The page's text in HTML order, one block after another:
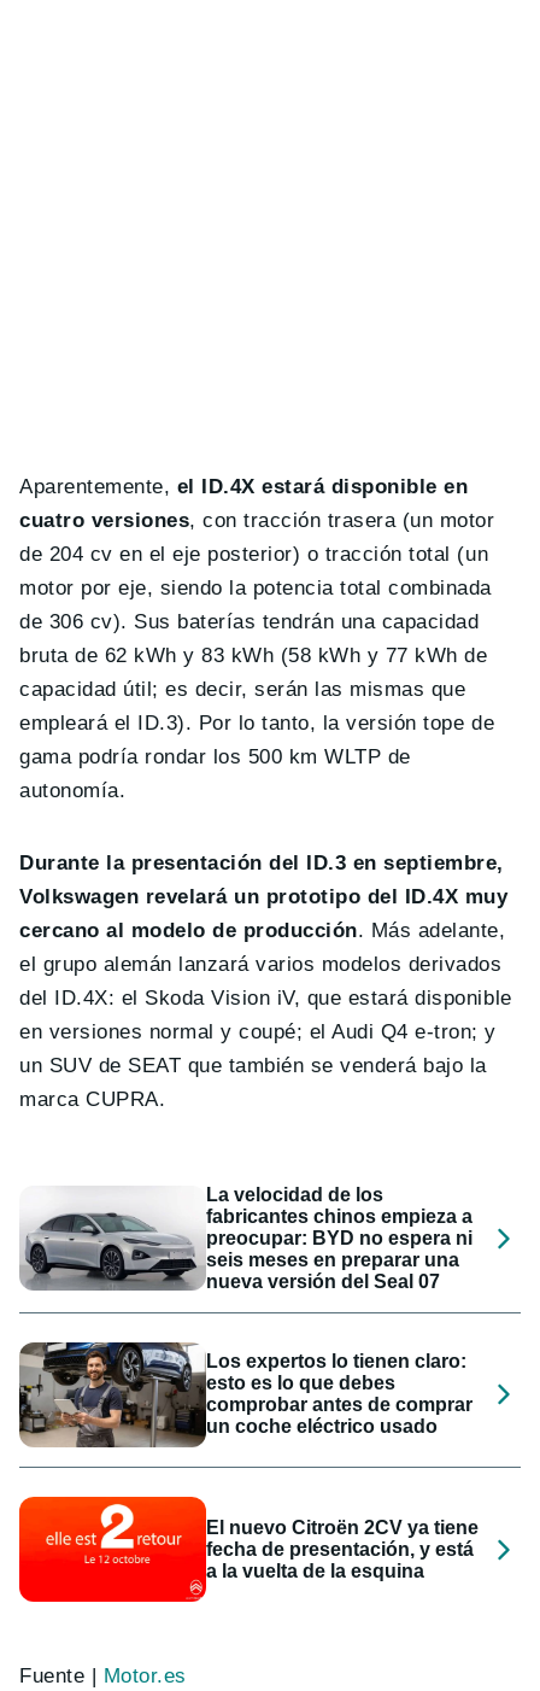
Aparentemente, el ID.4X estará disponible en
cuatro versiones, con tracción trasera (un motor
de 204 cv en el eje posterior) o tracción total (un
motor por eje, siendo la potencia total combinada
de 306 cv). Sus baterías tendrán una capacidad
bruta de 62 kWh y 83 kWh (58 kWh y 77 kWh de
capacidad útil; es decir, serán las mismas que
empleará el ID.3). Por lo tanto, la versión tope de
gama podría rondar los 500 km WLTP de
autonomía.
Durante la presentación del ID.3 en septiembre,
Volkswagen revelará un prototipo del ID.4X muy
cercano al modelo de producción. Más adelante,
el grupo alemán lanzará varios modelos derivados
del ID.4X: el Skoda Vision iV, que estará disponible
en versiones normal y coupé; el Audi Q4 e-tron; y
un SUV de SEAT que también se venderá bajo la
marca CUPRA.
La velocidad de los
fabricantes chinos empieza a
preocupar: BYD no espera ni
seis meses en preparar una
nueva versión del Seal 07
Los expertos lo tienen claro:
esto es lo que debes
comprobar antes de comprar
un coche eléctrico usado
El nuevo Citroën 2CV ya tiene
fecha de presentación, y está
a la vuelta de la esquina
Fuente | Motor.es